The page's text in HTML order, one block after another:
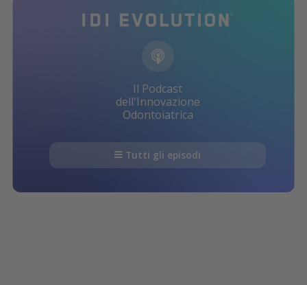
Il Podcast
dell'Innovazione
Odontoiatrica
Tutti gli episodi